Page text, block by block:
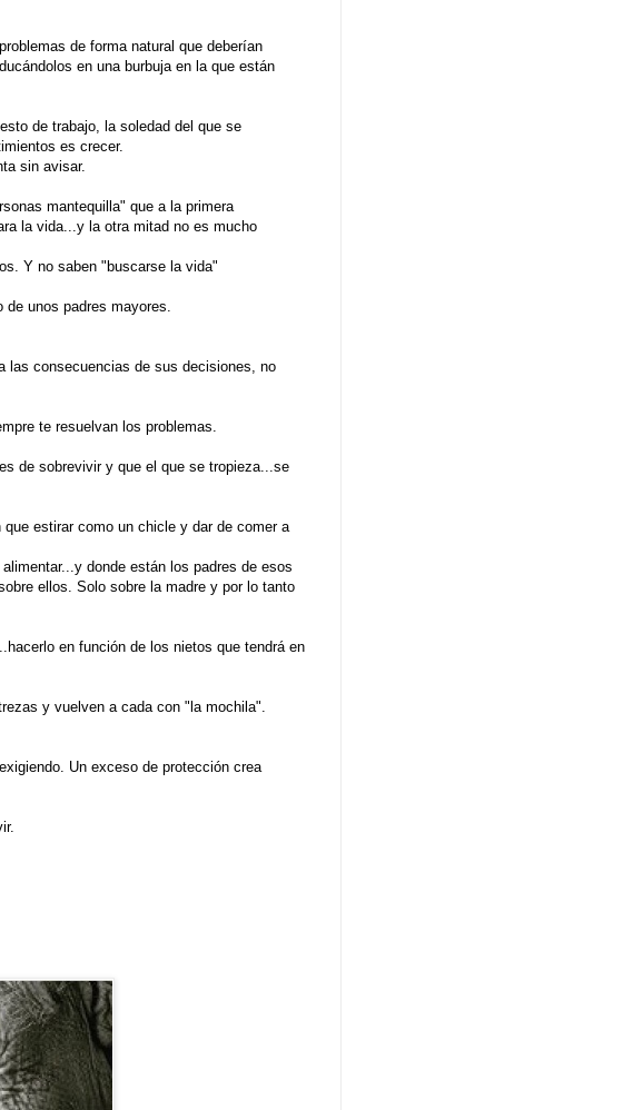
de forma natural que deberían
en una burbuja en la que están
de trabajo, la soledad del que se
es crecer.
sin avisar.
mantequilla" que a la primera
la vida...y la otra mitad no es mucho
Y no saben "buscarse la vida"
unos padres mayores.
las consecuencias de sus decisiones, no
te resuelvan los problemas.
de sobrevivir y que el que se tropieza...se
que estirar como un chicle y dar de comer a
donde están los padres de esos
ellos. Solo sobre la madre y por lo tanto
en función de los nietos que tendrá en
y vuelven a cada con "la mochila".
Un exceso de protección crea